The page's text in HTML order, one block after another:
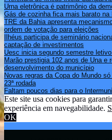
Urna eletrônica é patrimônio da
Gás de cozinha fica mais barato na
TRE da Bahia apresenta
ordem de votação para eleições
Ilhéus participa de seminário
captação de investimentos
Uesc inicia segundo semestre
Marão prestigia 102 anos de Una e
desenvolvimento do município
Novas regras da Copa do Mundo
23ª rodada
Faltam poucos dias para o
Este site usa cookies para
experiência em navegabilidade.
OK